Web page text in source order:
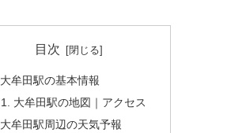
目次
大牟田駅の基本情報
大牟田駅の地図｜アクセス
大牟田駅周辺の天気予報